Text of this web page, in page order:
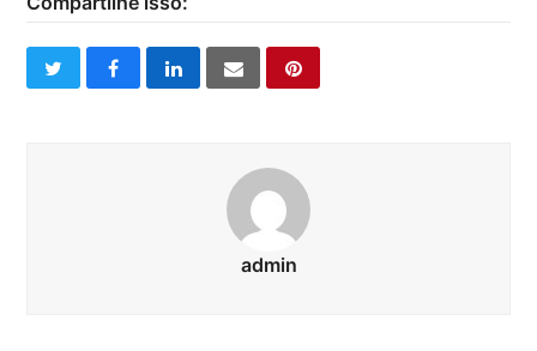
twitterfacebooklinkedinemail pinterest
admin